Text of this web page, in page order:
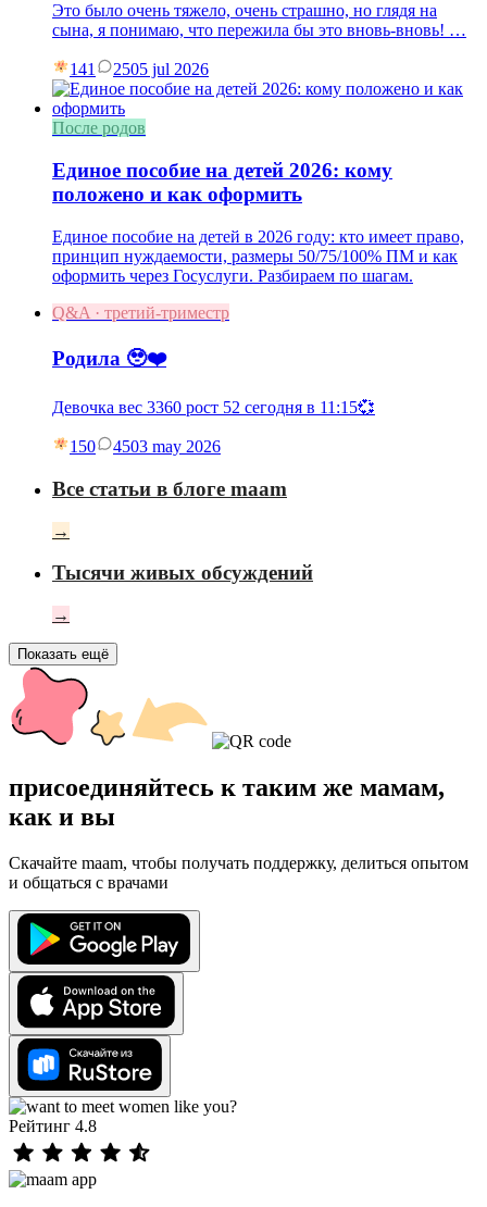
Это было очень тяжело, очень страшно, но глядя на
сына, я понимаю, что пережила бы это вновь-вновь! …
141 2505 jul 2026
После родов
Единое пособие на детей 2026: кому
положено и как оформить
Единое пособие на детей в 2026 году: кто имеет право,
принцип нуждаемости, размеры 50/75/100% ПМ и как
оформить через Госуслуги. Разбираем по шагам.
Q&A · третий-триместр
Родила 🥹❤️
Девочка вес 3360 рост 52 сегодня в 11:15💞
150 4503 may 2026
Все статьи в блоге maam
→
Тысячи живых обсуждений
→
Показать ещё
присоединяйтесь к таким же мамам,
как и вы
Скачайте maam, чтобы получать поддержку, делиться опытом
и общаться с врачами
Рейтинг 4.8